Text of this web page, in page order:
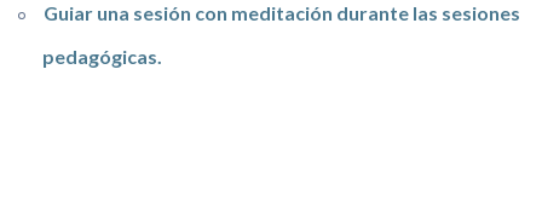
Guiar una sesión con meditación durante las sesiones
pedagógicas.